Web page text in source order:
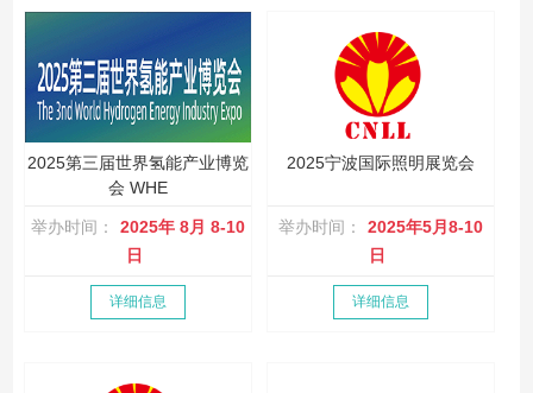
2025第三届世界氢能产业博览
会 WHE
举办时间：
2025年 8月 8-10
日
详细信息
2025宁波国际照明展览会
举办时间：
2025年5月8-10
日
详细信息